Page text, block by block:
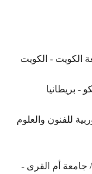
الكويت - الكويت
- بريطانيا
للفنون والعلوم
/ جامعة أم القرى -